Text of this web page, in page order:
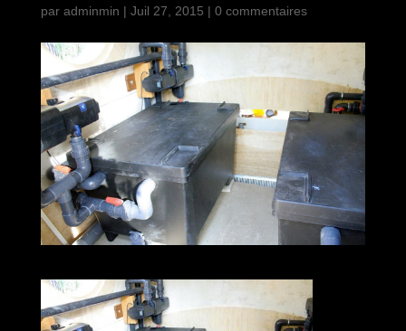
par adminmin | Juil 27, 2015 | 0 commentaires